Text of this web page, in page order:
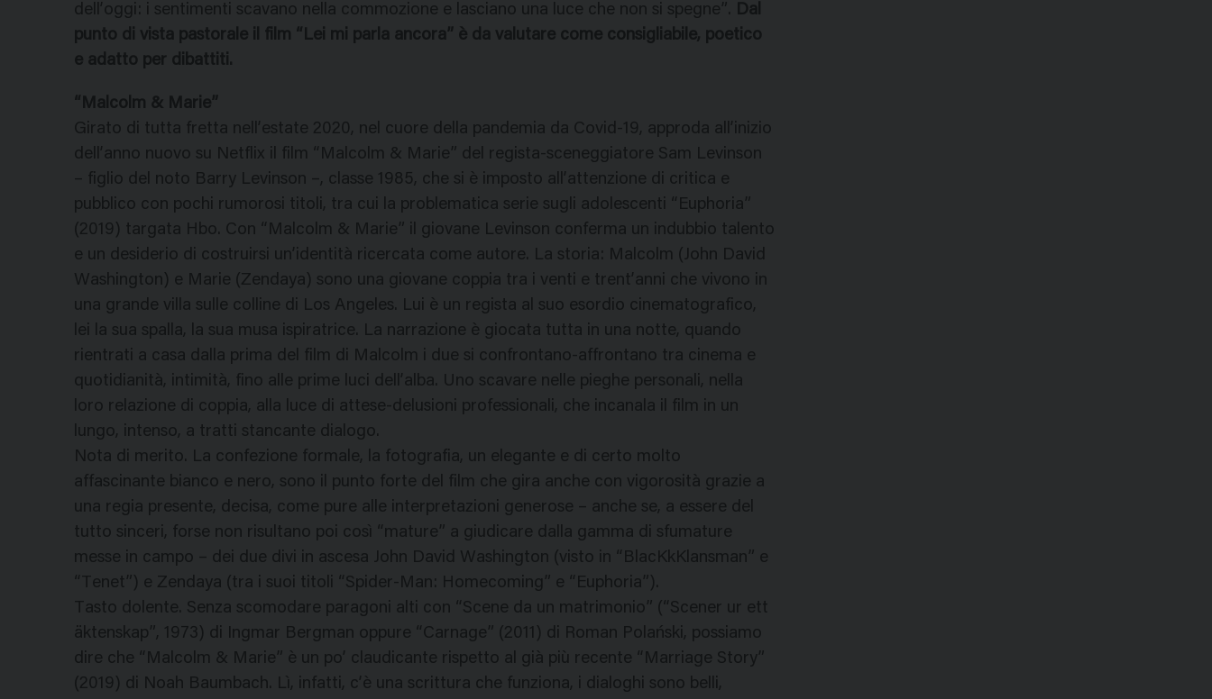
dell’oggi: i sentimenti scavano nella commozione e lasciano una luce che non si spegne”.
Dal
punto di vista pastorale il film “Lei mi parla ancora” è da valutare come consigliabile, poetico
e adatto per dibattiti.
“Malcolm & Marie”
Girato di tutta fretta nell’estate 2020, nel cuore della pandemia da Covid-19, approda all’inizio
dell’anno nuovo su Netflix il film “Malcolm & Marie” del regista-sceneggiatore Sam Levinson
– figlio del noto Barry Levinson –, classe 1985, che si è imposto all’attenzione di critica e
pubblico con pochi rumorosi titoli, tra cui la problematica serie sugli adolescenti “Euphoria”
(2019) targata Hbo. Con “Malcolm & Marie” il giovane Levinson conferma un indubbio talento
e un desiderio di costruirsi un’identità ricercata come autore. La storia: Malcolm (John David
Washington) e Marie (Zendaya) sono una giovane coppia tra i venti e trent’anni che vivono in
una grande villa sulle colline di Los Angeles. Lui è un regista al suo esordio cinematografico,
lei la sua spalla, la sua musa ispiratrice. La narrazione è giocata tutta in una notte, quando
rientrati a casa dalla prima del film di Malcolm i due si confrontano-affrontano tra cinema e
quotidianità, intimità, fino alle prime luci dell’alba. Uno scavare nelle pieghe personali, nella
loro relazione di coppia, alla luce di attese-delusioni professionali, che incanala il film in un
lungo, intenso, a tratti stancante dialogo.
Nota di merito. La confezione formale, la fotografia, un elegante e di certo molto
affascinante bianco e nero, sono il punto forte del film che gira anche con vigorosità grazie a
una regia presente, decisa, come pure alle interpretazioni generose – anche se, a essere del
tutto sinceri, forse non risultano poi così “mature” a giudicare dalla gamma di sfumature
messe in campo – dei due divi in ascesa John David Washington (visto in “BlacKkKlansman” e
“Tenet”) e Zendaya (tra i suoi titoli “Spider-Man: Homecoming” e “Euphoria”).
Tasto dolente. Senza scomodare paragoni alti con “Scene da un matrimonio” (“Scener ur ett
äktenskap”, 1973) di Ingmar Bergman oppure “Carnage” (2011) di Roman Polański, possiamo
dire che “Malcolm & Marie” è un po’ claudicante rispetto al già più recente “Marriage Story”
(2019) di Noah Baumbach. Lì, infatti, c’è una scrittura che funziona, i dialoghi sono belli,